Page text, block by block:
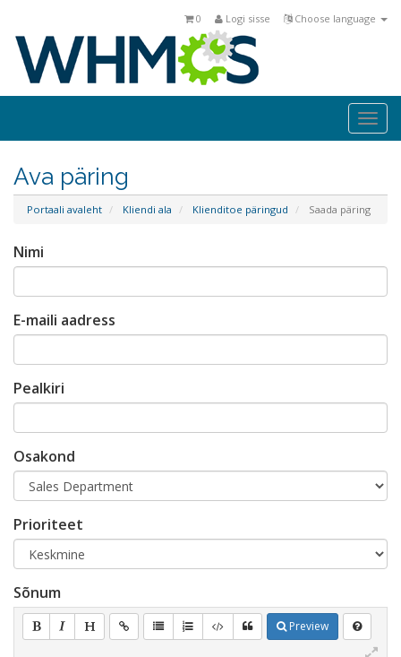
Choose language
Logi sisse
0
Ava päring
Portaali avaleht Kliendi ala Klienditoe päringud Saada päring
Nimi
E-maili aadress
Pealkiri
Osakond
Prioriteet
Sõnum
Preview